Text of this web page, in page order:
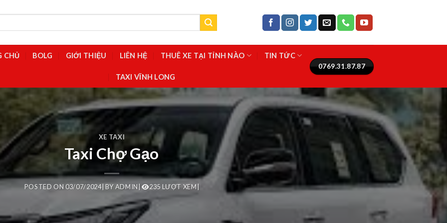
CHỦ BOLG GIỚI THIỆU LIÊN HỆ THUÊ XE TẠI TỈNH NÀO TIN TỨC
TAXI VĨNH LONG
0769.31.87.87
XE TAXI
Taxi Chợ Gạo
POSTED ON 03/07/2024| BYADMIN 235 LƯỢT XEM|